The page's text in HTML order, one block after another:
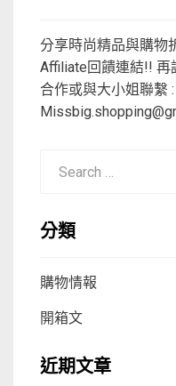
分享時尚精品與購物
Affiliate回饋連結!! 再
合作或與大小姐聯繫 :
分類
購物情報
開箱文
近期文章